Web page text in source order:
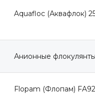
Aquafloc (Аквафлок)
Анионные
Flopam (Флопам)